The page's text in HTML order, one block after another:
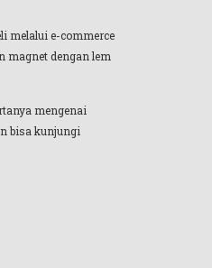
melalui e-commerce
magnet dengan lem
mengenai
bisa kunjungi